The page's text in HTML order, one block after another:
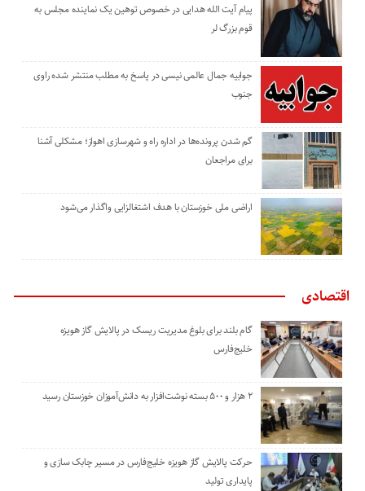
پیام آیت الله هدایی در خصوص توهین یک نماینده مجلس به
قوم بزرگ لر
جوابیه جمال عالمی نیسی در پاسخ به مطلب منتشر شده راوی
جنوب
گم شدن پرونده‌ها در اداره راه و شهرسازی اهواز؛ مشکلی آشنا
برای مراجعان
اراضی ملی خوزستان با هدف اشتغالزایی واگذار می‌شود
اقتصادی
گام بلند برای بلوغ مدیریت ریسک در پالایش گاز هویزه
خلیج‌فارس
۲ هزار و ۵۰۰ بسته نوشت‌افزار به دانش‌آموزان خوزستان رسید
حرکت پالایش گاز هویزه خلیج‌فارس در مسیر چابک سازی و
پایداری تولید